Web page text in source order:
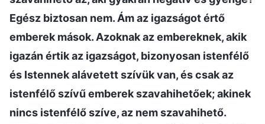
Egész biztosan nem. Ám az igazságot értő
emberek mások. Azoknak az embereknek, akik
igazán értik az igazságot, bizonyosan istenfélő
és Istennek alávetett szívük van, és csak az
istenfélő szívű emberek szavahihetőek; akinek
nincs istenfélő szíve, az nem szavahihető.